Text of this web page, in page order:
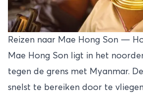
Reizen naar Mae Hong Son —
Mae Hong Son ligt in het
tegen de grens met Myanmar.
snelst te bereiken door te